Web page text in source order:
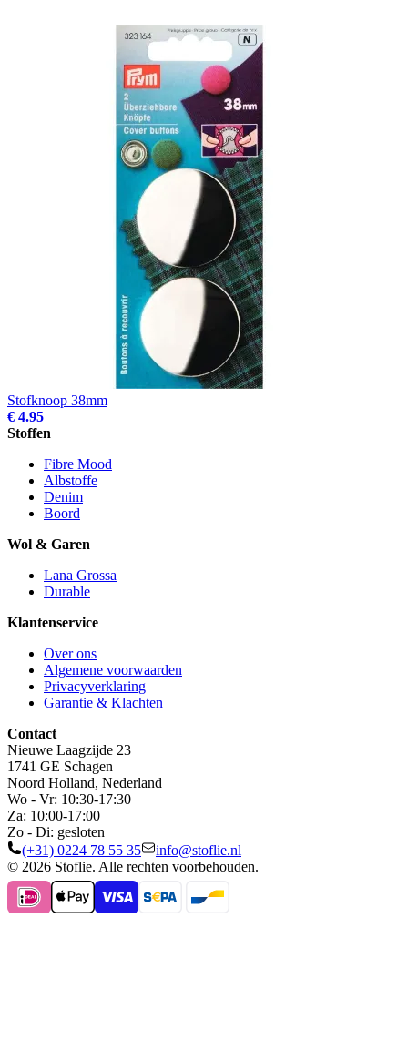
Stofknoop 38mm
€ 4.95
Stoffen
Fibre Mood
Albstoffe
Denim
Boord
Wol & Garen
Lana Grossa
Durable
Klantenservice
Over ons
Algemene voorwaarden
Privacyverklaring
Garantie & Klachten
Contact
Nieuwe Laagzijde 23
1741 GE Schagen
Noord Holland, Nederland
Wo - Vr: 10:30-17:30
Za: 10:00-17:00
Zo - Di: gesloten
(+31) 0224 78 55 35
info@stoflie.nl
© 2026 Stoflie. Alle rechten voorbehouden.